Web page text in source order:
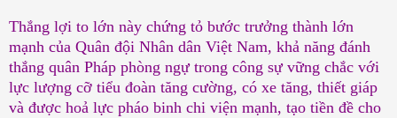
Thắng lợi to lớn này chứng tỏ bước trưởng thành lớn
mạnh của Quân đội Nhân dân Việt Nam, khả năng đánh
thắng quân Pháp phòng ngự trong công sự vững chắc với
lực lượng cỡ tiểu đoàn tăng cường, có xe tăng, thiết giáp
và được hoả lực pháo binh chi viện mạnh, tạo tiền đề cho